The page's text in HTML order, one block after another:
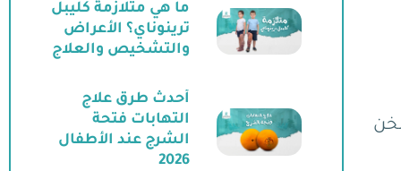
ما هي متلازمة كليبل
ترينوناي؟ الأعراض
والتشخيص والعلاج
أحدث طرق علاج
التهابات فتحة
الشرج عند الأطفال
2026